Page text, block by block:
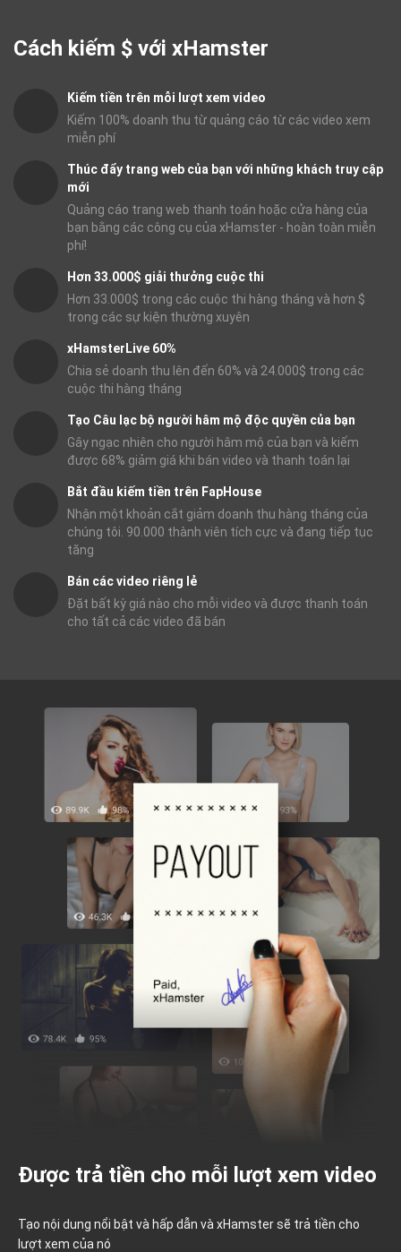
Cách kiếm $ với xHamster
Kiếm tiền trên mỗi lượt xem video
Kiếm 100% doanh thu từ quảng cáo từ các video xem
miễn phí
Thúc đẩy trang web của bạn với những khách truy cập
mới
Quảng cáo trang web thanh toán hoặc cửa hàng của
bạn bằng các công cụ của xHamster - hoàn toàn miễn
phí!
Hơn 33.000$ giải thưởng cuộc thi
Hơn 33.000$ trong các cuộc thi hàng tháng và hơn $
trong các sự kiện thường xuyên
xHamsterLive 60%
Chia sẻ doanh thu lên đến 60% và 24.000$ trong các
cuộc thi hàng tháng
Tạo Câu lạc bộ người hâm mộ độc quyền của bạn
Gây ngạc nhiên cho người hâm mộ của bạn và kiếm
được 68% giảm giá khi bán video và thanh toán lại
Bắt đầu kiếm tiền trên FapHouse
Nhận một khoản cắt giảm doanh thu hàng tháng của
chúng tôi. 90.000 thành viên tích cực và đang tiếp tục
tăng
Bán các video riêng lẻ
Đặt bất kỳ giá nào cho mỗi video và được thanh toán
cho tất cả các video đã bán
Được trả tiền cho mỗi lượt xem video
Tạo nội dung nổi bật và hấp dẫn và xHamster sẽ trả tiền cho
lượt xem của nó